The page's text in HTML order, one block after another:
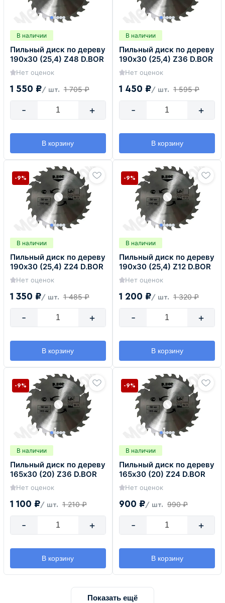
В наличии
Пильный диск по дереву
190х30 (25,4) Z48 D.BOR
Нет оценок
1 550 ₽/ шт. 1 705 ₽
- +
В корзину
В наличии
Пильный диск по дереву
190х30 (25,4) Z36 D.BOR
Нет оценок
1 450 ₽/ шт. 1 595 ₽
- +
В корзину
В наличии
Пильный диск по дереву
190х30 (25,4) Z24 D.BOR
Нет оценок
1 350 ₽/ шт. 1 485 ₽
-9%
- +
В корзину
В наличии
Пильный диск по дереву
190х30 (25,4) Z12 D.BOR
Нет оценок
1 200 ₽/ шт. 1 320 ₽
-9%
- +
В корзину
В наличии
Пильный диск по дереву
165х30 (20) Z36 D.BOR
Нет оценок
1 100 ₽/ шт. 1 210 ₽
-9%
- +
В корзину
В наличии
Пильный диск по дереву
165х30 (20) Z24 D.BOR
Нет оценок
900 ₽/ шт. 990 ₽
-9%
- +
В корзину
Показать ещё